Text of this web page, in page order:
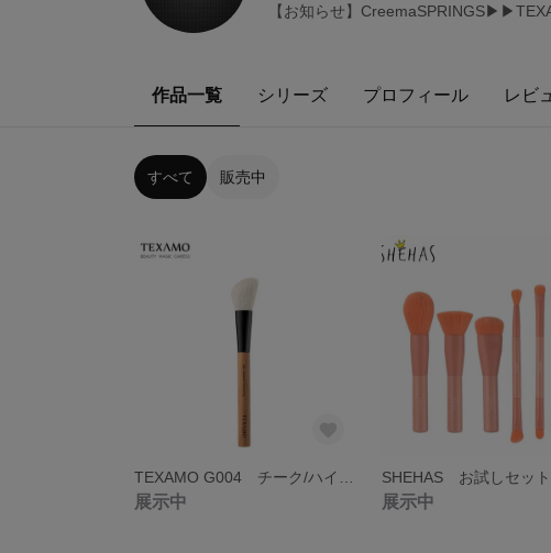
【お知らせ】
作品一覧 シリーズ プロフィール レビ
すべて 販売中
展示中 展示中